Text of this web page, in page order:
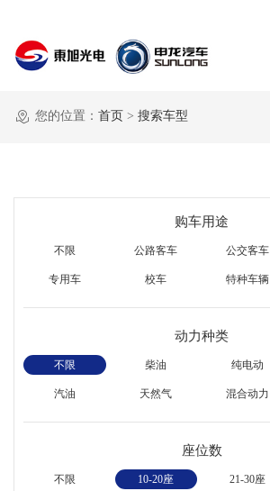
您的位置： 首页 > 搜索车型
购车用途
不限 公路客车 公交客车
专用车 校车 特种车辆
动力种类
不限 柴油 纯电动
汽油 天然气 混合动力
座位数
不限 10-20座 21-30座